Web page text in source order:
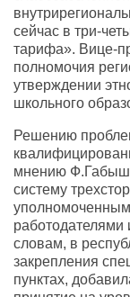
сейчас в три-
тарифа». Вице-
полномочия
утверждении
школьного
Решению
мнению
систему
словам, в
закрепления
пунктах,